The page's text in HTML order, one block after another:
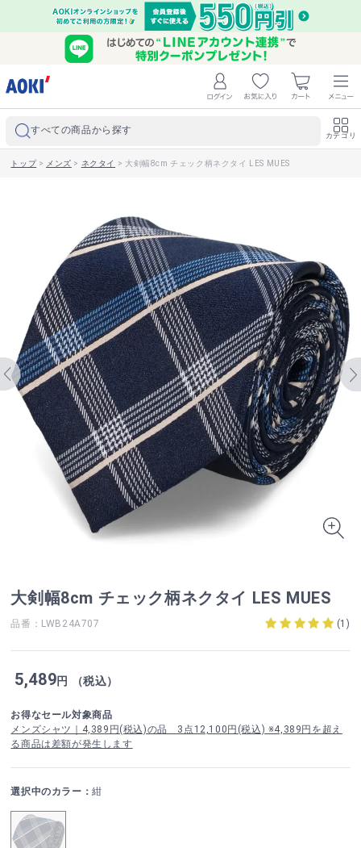
すべての商品から探す カテゴリ
トップ> メンズ > ネクタイ > 大剣幅8cm チェック柄ネクタイ LES MUES
大剣幅8cm チェック柄ネクタイ LES MUES
品番：LWB24A707 (1 )
5,489円 （税込）
お得なセール対象商品
メンズシャツ｜4,389円(税込)の品 3点12,100円(税込) ※4,389円を超え
る商品は差額が発生します
選択中のカラー：紺